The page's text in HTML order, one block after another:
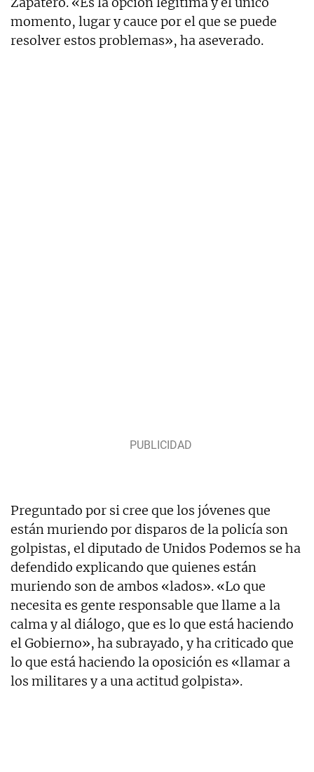
momento, lugar y cauce por el que se puede
resolver estos problemas», ha aseverado.
Preguntado por si cree que los jóvenes que
están muriendo por disparos de la policía son
golpistas, el diputado de Unidos Podemos se ha
defendido explicando que quienes están
muriendo son de ambos «lados». «Lo que
necesita es gente responsable que llame a la
calma y al diálogo, que es lo que está haciendo
el Gobierno», ha subrayado, y ha criticado que
lo que está haciendo la oposición es «llamar a
los militares y a una actitud golpista».